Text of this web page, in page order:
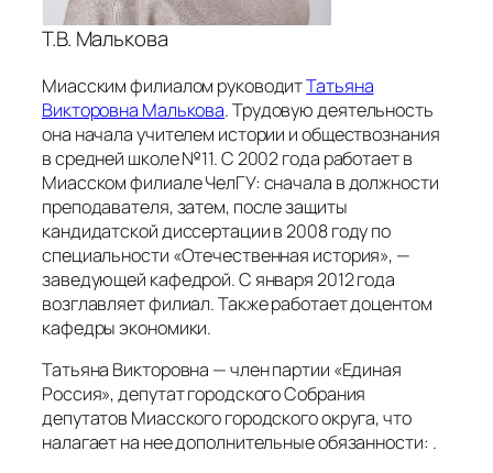
Т.В. Малькова
Миасским филиалом руководитТатьяна
Викторовна Малькова. Трудовую деятельность
она начала учителем истории и обществознания
в средней школе №11. С 2002 года работает в
Миасском филиале ЧелГУ: сначала в должности
преподавателя, затем, после защиты
кандидатской диссертации в 2008 году по
специальности «Отечественная история», —
заведующей кафедрой. С января 2012 года
возглавляет филиал. Также работает доцентом
кафедры экономики.
Татьяна Викторовна — член партии «Единая
Россия», депутат городского Собрания
депутатов Миасского городского округа, что
налагает на нее дополнительные обязанности: .